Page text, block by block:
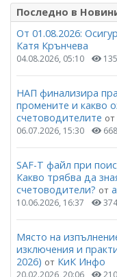
Последно в
От 01.08.2026:
Катя Крънчева
04.08.2026, 05:10
НАП финализира
промените и какво
счетоводителите от
06.07.2026, 15:30
SAF-T файл при
Какво трябва да
счетоводители? от
10.06.2026, 16:37
Място на
изключения и
2026) от КиК Инфо
20.02.2026, 20:06